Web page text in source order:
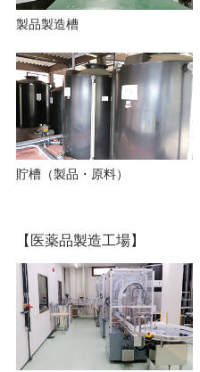
製品製造槽
貯槽（製品・原料）
【医薬品製造工場】